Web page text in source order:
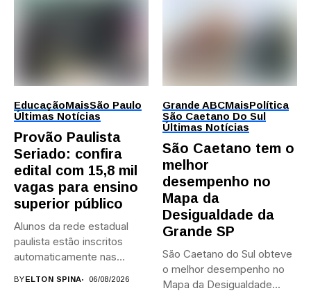
EducaçãoMaisSão Paulo
Últimas Notícias
Provão Paulista
Seriado: confira
edital com 15,8 mil
vagas para ensino
superior público
Alunos da rede estadual
paulista estão inscritos
automaticamente nas
BY ELTON SPINA 06/08/2026
Grande ABCMaisPolítica
São Caetano Do Sul
Últimas Notícias
São Caetano tem o
melhor
desempenho no
Mapa da
Desigualdade da
Grande SP
São Caetano do Sul obteve
o melhor desempenho no
Mapa da Desigualdade...